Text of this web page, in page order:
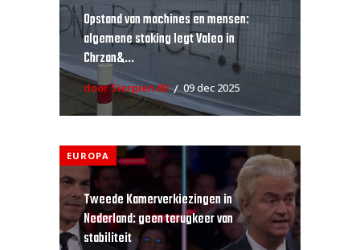
Opstand van machines en mensen:
algemene staking legt Valeo in
Chrzan&...
door Sierpien 80 09 dec 2025
EUROPA
Tweede Kamerverkiezingen in
Nederland: geen terugkeer van
stabiliteit